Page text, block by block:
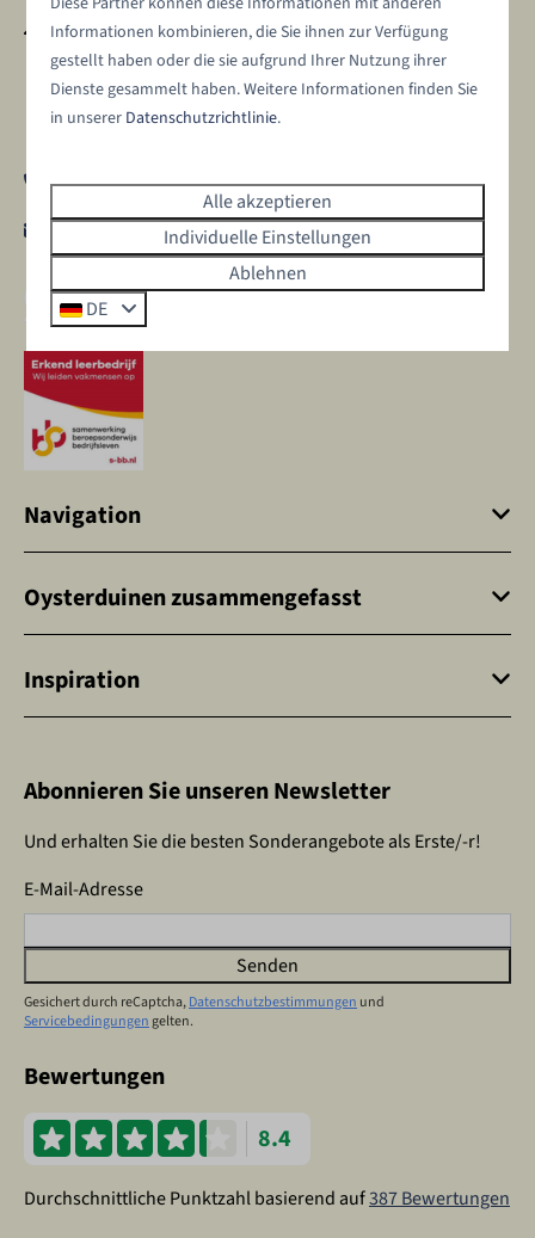
Burenpolderweg 30a
4401 KX Yerseke
Zeeland
Nederland
+31 (0)85 2399050
hello@oysterduinen.nl
Senden Sie uns eine Whatsapp-Nachricht
Navigation
Oysterduinen zusammengefasst
Inspiration
Abonnieren Sie unseren Newsletter
Und erhalten Sie die besten Sonderangebote als Erste/-r!
E-Mail-Adresse
Senden
Gesichert durch reCaptcha,Datenschutzbestimmungen und
Servicebedingungengelten.
Bewertungen
8.4
Durchschnittliche Punktzahl basierend auf387 Bewertungen
Informationen kombinieren, die Sie ihnen zur Verfügung
gestellt haben oder die sie aufgrund Ihrer Nutzung ihrer
Dienste gesammelt haben. Weitere Informationen finden Sie
in unserer Datenschutzrichtlinie.
Alle akzeptieren
Individuelle Einstellungen
Ablehnen
DE